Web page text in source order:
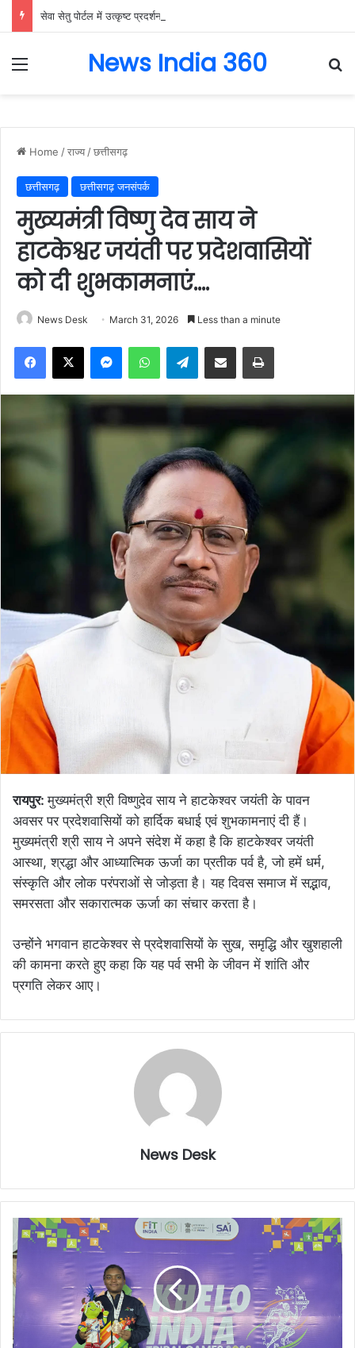
Menu News India 360
Home /राज्य /छत्तीसगढ़
छत्तीसगढ़ छत्तीसगढ़ जनसंपर्क
मुख्यमंत्री विष्णु देव साय ने
हाटकेश्वर जयंती पर प्रदेशवासियों
को दी शुभकामनाएं….
News Desk March 31, 2026 Less than a minute
Facebook
X MessengerWhatsAppTelegramShare via Email Print
रायपुर:मुख्यमंत्री श्री विष्णुदेव साय ने हाटकेश्वर जयंती के पावन
अवसर पर प्रदेशवासियों को हार्दिक बधाई एवं शुभकामनाएं दी हैं।
मुख्यमंत्री श्री साय ने अपने संदेश में कहा है कि हाटकेश्वर जयंती
आस्था, श्रद्धा और आध्यात्मिक ऊर्जा का प्रतीक पर्व है, जो हमें धर्म,
संस्कृति और लोक परंपराओं से जोड़ता है। यह दिवस समाज में सद्भाव,
समरसता और सकारात्मक ऊर्जा का संचार करता है।
उन्होंने भगवान हाटकेश्वर से प्रदेशवासियों के सुख, समृद्धि और खुशहाली
की कामना करते हुए कहा कि यह पर्व सभी के जीवन में शांति और
प्रगति लेकर आए।
News Desk